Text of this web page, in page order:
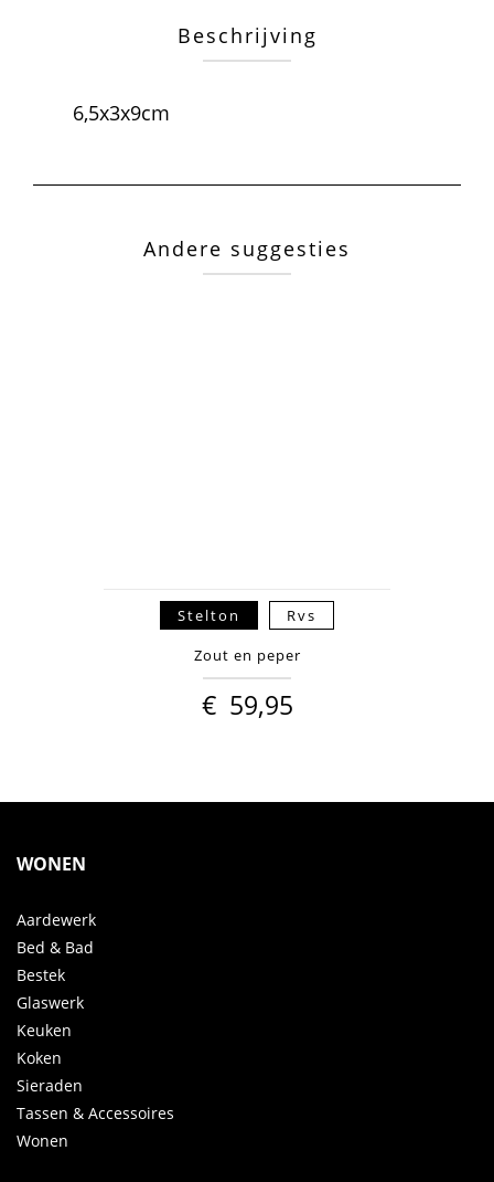
Beschrijving
6,5x3x9cm
Andere suggesties
Stelton Rvs
Zout en peper
€ 59,95
WONEN
Aardewerk
Bed & Bad
Bestek
Glaswerk
Keuken
Koken
Sieraden
Tassen & Accessoires
Wonen